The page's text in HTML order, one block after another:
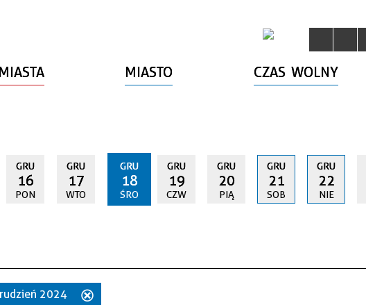
MIASTO CZAS WOLNY
GRU
16
PON
GRU
17
WTO
GRU
18
ŚRO
GRU
19
CZW
GRU
20
PIĄ
GRU
21
SOB
GRU
22
NIE
2024